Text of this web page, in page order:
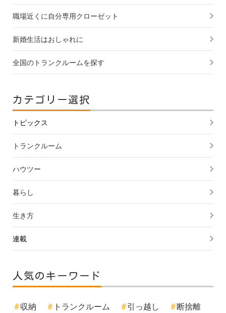
職場近くに自分専用クローゼット
新婚生活はおしゃれに
全国のトランクルームを探す
カテゴリー選択
トピックス
トランクルーム
ハウツー
暮らし
生き方
連載
人気のキーワード
収納 トランクルーム 引っ越し
断捨離